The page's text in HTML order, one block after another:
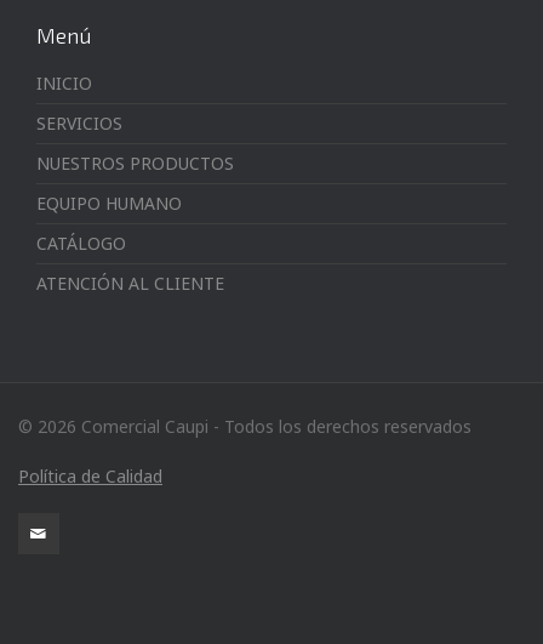
Menú
INICIO
SERVICIOS
NUESTROS PRODUCTOS
EQUIPO HUMANO
CATÁLOGO
ATENCIÓN AL CLIENTE
© 2026 Comercial Caupi - Todos los derechos reservados
Política de Calidad